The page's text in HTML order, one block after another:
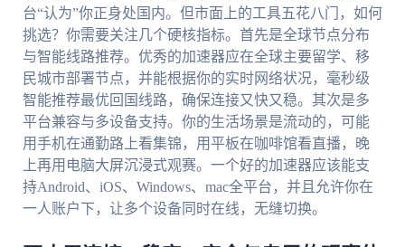
台“认为”你正身处国内。但市面上的工具五花八门，如何
挑选？你需要关注几个硬核指标。首先是全球节点分布
与智能线路推荐。优秀的加速器应在全球主要留学、移
民城市部署节点，并能根据你的实时网络状况，毫秒级
智能推荐最优回国线路，确保连接又快又稳。其次是多
平台兼容与多设备支持。你的生活场景是流动的，可能
用手机在通勤路上看集锦，用平板在咖啡馆看直播，晚
上再用电脑大屏沉浸式观赛。一个好的加速器应该能支
持Android、iOS、Windows、mac全平台，并且允许你在
一人账户下，让多个设备同时在线，无缝切换。